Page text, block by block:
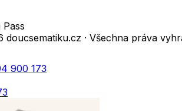
Pass
doucsematiku.cz · Všechna práva
900 173